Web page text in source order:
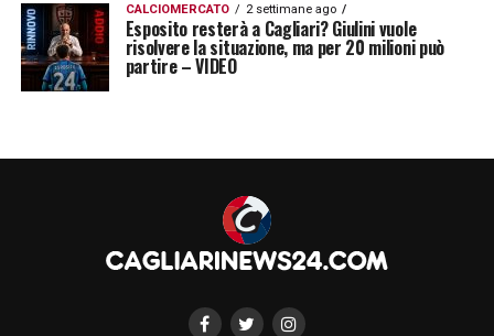
CALCIOMERCATO 2 settimane ago
Esposito resterà a Cagliari? Giulini vuole
risolvere la situazione, ma per 20 milioni può
partire – VIDEO